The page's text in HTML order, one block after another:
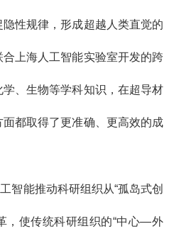
性规律，形成超越人类直觉的
上海人工智能实验室开发的跨
、生物等学科知识，在超导材
都取得了更准确、更高效的成
能推动科研组织从“孤岛式创
，使传统科研组织的“中心—外